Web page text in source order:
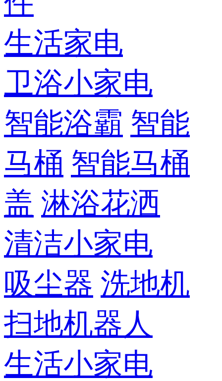
生活家电
卫浴小家电
智能浴霸 智能
马桶 智能马桶
盖 淋浴花洒
清洁小家电
吸尘器 洗地机
扫地机器人
生活小家电